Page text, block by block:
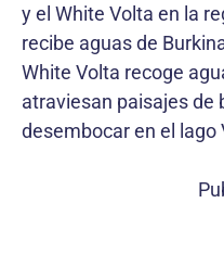
y el White Volta en la
recibe aguas de
White Volta recoge
atraviesan paisajes de
desembocar en el lago